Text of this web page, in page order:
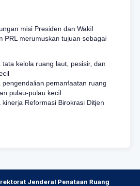
misi Presiden dan Wakil
PRL merumuskan tujuan sebagai
tata kelola ruang laut, pesisir, dan
pengendalian pemanfaatan ruang
pulau-pulau kecil
kinerja Reformasi Birokrasi Ditjen
Jenderal Penataan Ruang